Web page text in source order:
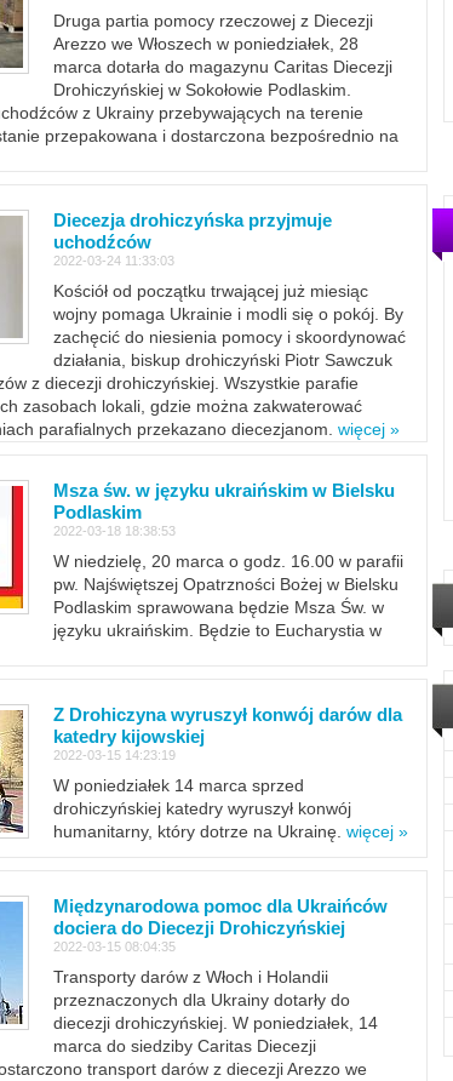
Druga partia pomocy rzeczowej z Diecezji
Arezzo we Włoszech w poniedziałek, 28
marca dotarła do magazynu Caritas Diecezji
Drohiczyńskiej w Sokołowie Podlaskim.
z Ukrainy przebywających na terenie
przepakowana i dostarczona bezpośrednio na
Diecezja drohiczyńska przyjmuje
uchodźców
2022-03-24 11:33:03
Kościół od początku trwającej już miesiąc
wojny pomaga Ukrainie i modli się o pokój. By
zachęcić do niesienia pomocy i skoordynować
działania, biskup drohiczyński Piotr Sawczuk
z diecezji drohiczyńskiej. Wszystkie parafie
zasobach lokali, gdzie można zakwaterować
parafialnych przekazano diecezjanom. więcej »
Msza św. w języku ukraińskim w Bielsku
Podlaskim
2022-03-18 18:38:53
W niedzielę, 20 marca o godz. 16.00 w parafii
pw. Najświętszej Opatrzności Bożej w Bielsku
Podlaskim sprawowana będzie Msza Św. w
języku ukraińskim. Będzie to Eucharystia w
Z Drohiczyna wyruszył konwój darów dla
katedry kijowskiej
2022-03-15 14:23:19
W poniedziałek 14 marca sprzed
drohiczyńskiej katedry wyruszył konwój
humanitarny, który dotrze na Ukrainę. więcej »
Międzynarodowa pomoc dla Ukraińców
dociera do Diecezji Drohiczyńskiej
2022-03-15 08:04:35
Transporty darów z Włoch i Holandii
przeznaczonych dla Ukrainy dotarły do
diecezji drohiczyńskiej. W poniedziałek, 14
marca do siedziby Caritas Diecezji
transport darów z diecezji Arezzo we